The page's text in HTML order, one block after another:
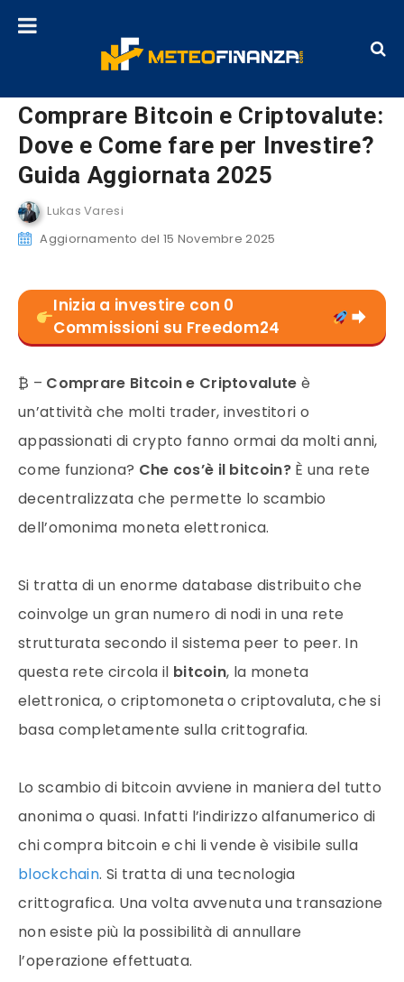
Comprare Bitcoin e Criptovalute:
Dove e Come fare per Investire?
Guida Aggiornata 2025
Lukas Varesi
Aggiornamento del 15 Novembre 2025
Inizia a investire con 0
Commissioni su Freedom24
₿ – Comprare Bitcoin e Criptovalute è
un’attività che molti trader, investitori o
appassionati di crypto fanno ormai da molti anni,
come funziona? Che cos’è il bitcoin?È una rete
decentralizzata che permette lo scambio
dell’omonima moneta elettronica.
Si tratta di un enorme database distribuito che
coinvolge un gran numero di nodi in una rete
strutturata secondo il sistema peer to peer. In
questa rete circola il bitcoin, la moneta
elettronica, o criptomoneta ocriptovaluta, che si
basa completamente sulla crittografia.
Lo scambio di bitcoin avviene in maniera del tutto
anonima o quasi. Infatti l’indirizzo alfanumerico di
chi compra bitcoin e chi li vende è visibile sulla
blockchain. Si tratta di una tecnologia
crittografica. Una volta avvenuta una transazione
non esiste più la possibilità di annullare
l’operazione effettuata.